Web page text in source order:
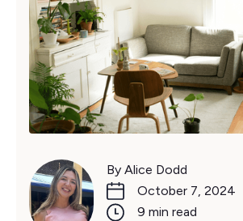
By Alice Dodd
October 7, 2024
9 min read